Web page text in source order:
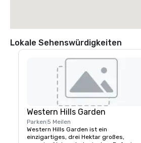
Lokale Sehenswürdigkeiten
Western Hills Garden
Parken 5 Meilen
Western Hills Garden ist ein
einzigartiges, drei Hektar großes,